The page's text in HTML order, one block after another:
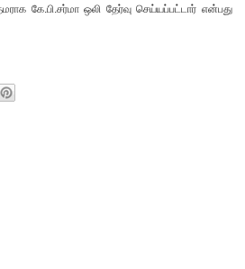
கே.பி.சர்மா ஒலி தேர்வு செய்யப்பட்டார் என்பது